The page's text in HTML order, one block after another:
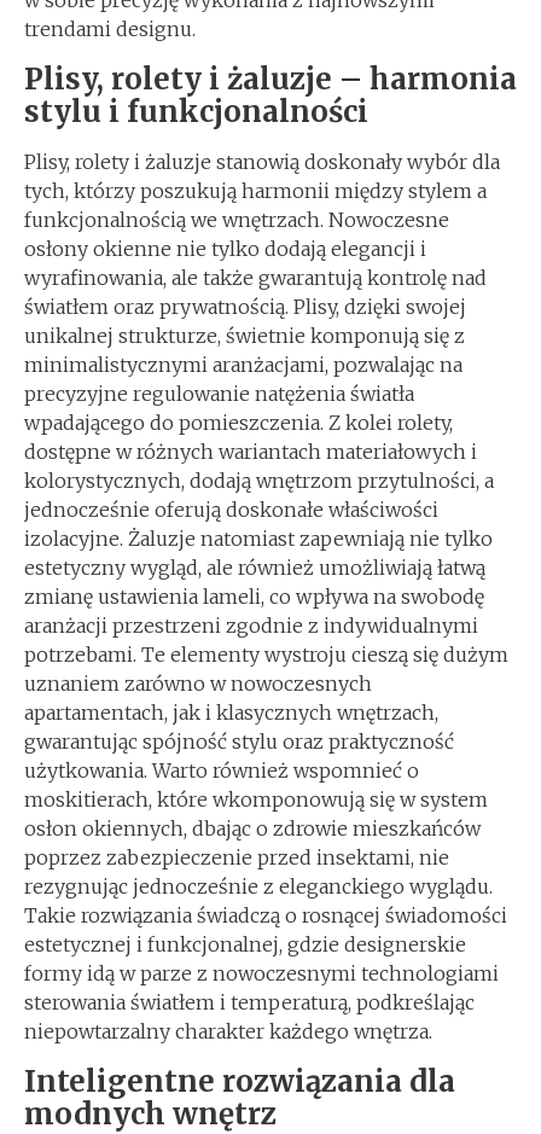
trendami designu.
Plisy, rolety i żaluzje – harmonia
stylu i funkcjonalności
Plisy, rolety i żaluzje stanowią doskonały wybór dla
tych, którzy poszukują harmonii między stylem a
funkcjonalnością we wnętrzach. Nowoczesne
osłony okienne nie tylko dodają elegancji i
wyrafinowania, ale także gwarantują kontrolę nad
światłem oraz prywatnością. Plisy, dzięki swojej
unikalnej strukturze, świetnie komponują się z
minimalistycznymi aranżacjami, pozwalając na
precyzyjne regulowanie natężenia światła
wpadającego do pomieszczenia. Z kolei rolety,
dostępne w różnych wariantach materiałowych i
kolorystycznych, dodają wnętrzom przytulności, a
jednocześnie oferują doskonałe właściwości
izolacyjne. Żaluzje natomiast zapewniają nie tylko
estetyczny wygląd, ale również umożliwiają łatwą
zmianę ustawienia lameli, co wpływa na swobodę
aranżacji przestrzeni zgodnie z indywidualnymi
potrzebami. Te elementy wystroju cieszą się dużym
uznaniem zarówno w nowoczesnych
apartamentach, jak i klasycznych wnętrzach,
gwarantując spójność stylu oraz praktyczność
użytkowania. Warto również wspomnieć o
moskitierach, które wkomponowują się w system
osłon okiennych, dbając o zdrowie mieszkańców
poprzez zabezpieczenie przed insektami, nie
rezygnując jednocześnie z eleganckiego wyglądu.
Takie rozwiązania świadczą o rosnącej świadomości
estetycznej i funkcjonalnej, gdzie designerskie
formy idą w parze z nowoczesnymi technologiami
sterowania światłem i temperaturą, podkreślając
niepowtarzalny charakter każdego wnętrza.
Inteligentne rozwiązania dla
modnych wnętrz